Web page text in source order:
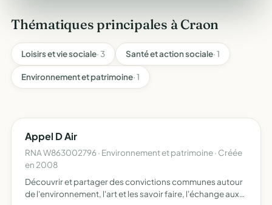
Thématiques principales à Craon
Loisirs et vie sociale· 3 Santé et action sociale· 1
Environnement et patrimoine· 1
Appel D Air
RNA W863002796 · Environnement et patrimoine · Créée
en 2008
Découvrir et partager des convictions communes autour
de l'environnement, l'art et les savoir faire, l'échange aux